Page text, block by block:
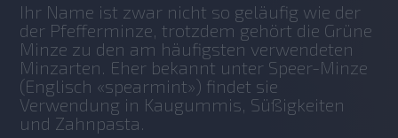
Ihr Name ist zwar nicht so geläufig wie der
der Pfefferminze, trotzdem gehört die Grüne
Minze zu den am häufigsten verwendeten
Minzarten. Eher bekannt unter Speer-Minze
(Englisch «spearmint») findet sie
Verwendung in Kaugummis, Süßigkeiten
und Zahnpasta.